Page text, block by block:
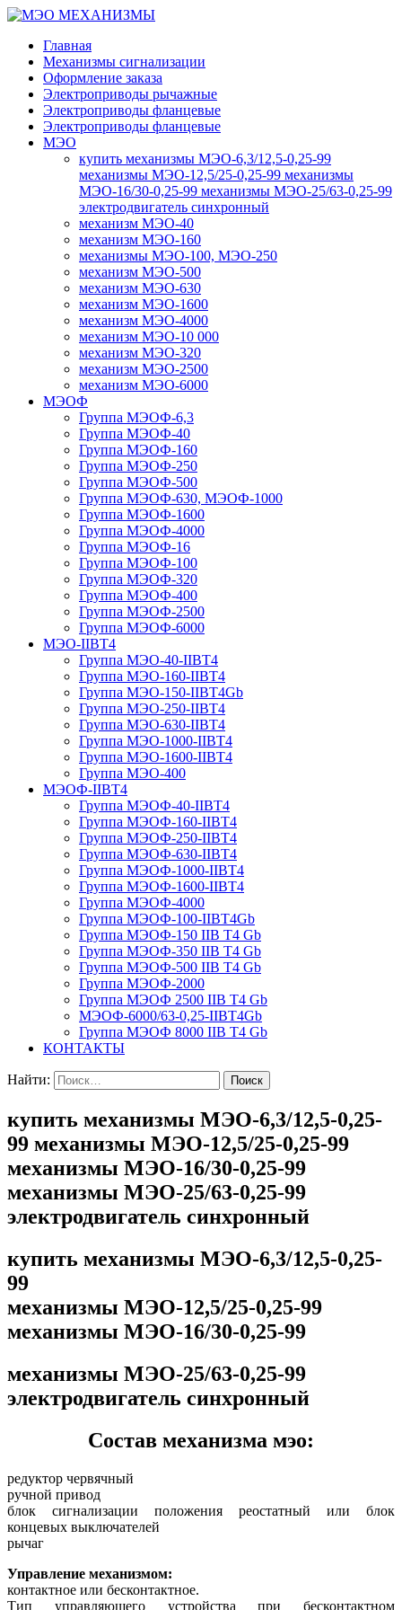
Главная
Механизмы сигнализации
Оформление заказа
Электроприводы рычажные
Электроприводы фланцевые
Электроприводы фланцевые
МЭО
купить механизмы МЭО-6,3/12,5-0,25-99
механизмы МЭО-12,5/25-0,25-99 механизмы
МЭО-16/30-0,25-99 механизмы МЭО-25/63-0,25-99
электродвигатель синхронный
механизм МЭО-40
механизм МЭО-160
механизмы МЭО-100, МЭО-250
механизм МЭО-500
механизм МЭО-630
механизм МЭО-1600
механизм МЭО-4000
механизм МЭО-10 000
механизм МЭО-320
механизм МЭО-2500
механизм МЭО-6000
МЭОФ
Группа МЭОФ-6,3
Группа МЭОФ-40
Группа МЭОФ-160
Группа МЭОФ-250
Группа МЭОФ-500
Группа МЭОФ-630, МЭОФ-1000
Группа МЭОФ-1600
Группа МЭОФ-4000
Группа МЭОФ-16
Группа МЭОФ-100
Группа МЭОФ-320
Группа МЭОФ-400
Группа МЭОФ-2500
Группа МЭОФ-6000
МЭО-IIBT4
Группа МЭО-40-IIBT4
Группа МЭО-160-IIBT4
Группа МЭО-150-IIBT4Gb
Группа МЭО-250-IIBT4
Группа МЭО-630-IIBT4
Группа МЭО-1000-IIBT4
Группа МЭО-1600-IIBT4
Группа МЭО-400
МЭОФ-IIBT4
Группа МЭОФ-40-IIBT4
Группа МЭОФ-160-IIBT4
Группа МЭОФ-250-IIBT4
Группа МЭОФ-630-IIBT4
Группа МЭОФ-1000-IIBT4
Группа МЭОФ-1600-IIBT4
Группа МЭОФ-4000
Группа МЭОФ-100-IIBT4Gb
Группа МЭОФ-150 IIB T4 Gb
Группа МЭОФ-350 IIB T4 Gb
Группа МЭОФ-500 IIB T4 Gb
Группа МЭОФ-2000
Группа МЭОФ 2500 IIB T4 Gb
МЭОФ-6000/63-0,25-IIBT4Gb
Группа МЭОФ 8000 IIB T4 Gb
КОНТАКТЫ
Найти:
купить механизмы МЭО-6,3/12,5-0,25-
99 механизмы МЭО-12,5/25-0,25-99
механизмы МЭО-16/30-0,25-99
механизмы МЭО-25/63-0,25-99
электродвигатель синхронный
купить механизмы МЭО-6,3/12,5-0,25-
99
механизмы МЭО-12,5/25-0,25-99
механизмы МЭО-16/30-0,25-99
механизмы МЭО-25/63-0,25-99
электродвигатель синхронный
Состав механизма мэо:
редуктор червячный
ручной привод
блок сигнализации положения реостатный или блок
концевых выключателей
рычаг
Управление механизмом:
контактное или бесконтактное.
Тип управляющего устройства при бесконтактном